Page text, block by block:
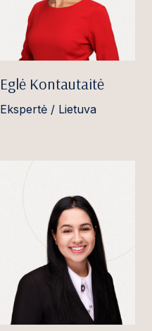
Eglė Kontautaitė
Ekspertė / Lietuva